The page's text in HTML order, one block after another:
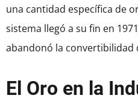
una cantidad específica de
sistema llegó a su fin en
abandonó la convertibilidad
El Oro en la